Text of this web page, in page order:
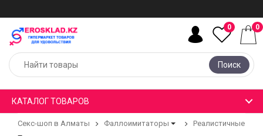
Поиск
0 0
КАТАЛОГ ТОВАРОВ
Секс-шоп в Алматы Фаллоимитаторы Реалистичные